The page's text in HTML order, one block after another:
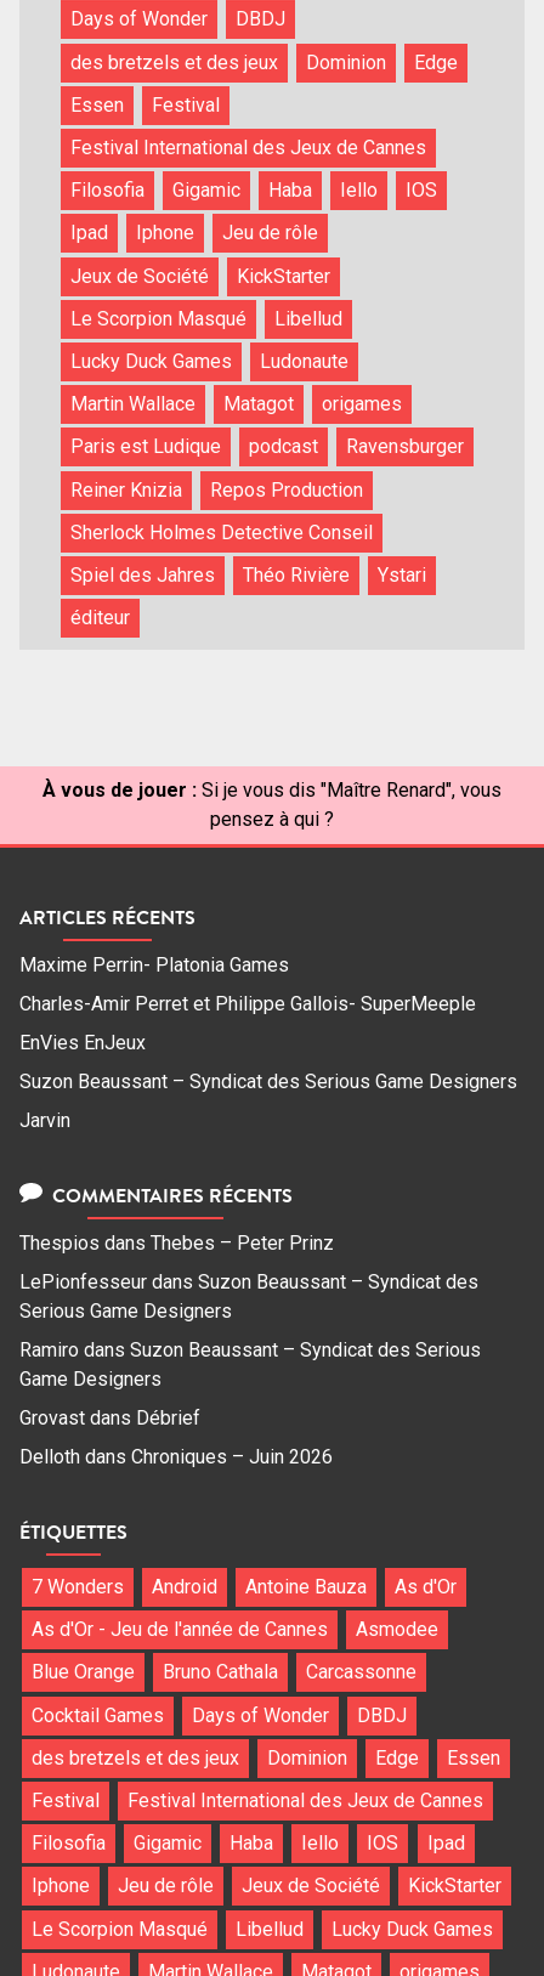
Days of Wonder
DBDJ
des bretzels et des jeux
Dominion
Edge
Essen
Festival
Festival International des Jeux de Cannes
Filosofia
Gigamic Haba Iello
IOS
Ipad
Iphone
Jeu de rôle
Jeux de Société
KickStarter
Le Scorpion Masqué
Libellud
Lucky Duck Games
Ludonaute
Martin Wallace
Matagot
origames
Paris est Ludique
podcast
Ravensburger
Reiner Knizia
Repos Production
Sherlock Holmes Detective Conseil
Spiel des Jahres
Théo Rivière
Ystari
éditeur
À vous de jouer : Si je vous dis "Maître Renard", vous
pensez à qui ?
ARTICLES RÉCENTS
Maxime Perrin- Platonia Games
Charles-Amir Perret et Philippe Gallois- SuperMeeple
EnVies EnJeux
Suzon Beaussant – Syndicat des Serious Game Designers
Jarvin
COMMENTAIRES RÉCENTS
Thespios dans Thebes – Peter Prinz
LePionfesseur dans Suzon Beaussant – Syndicat des
Serious Game Designers
Ramiro dans Suzon Beaussant – Syndicat des Serious
Game Designers
Grovast dans Débrief
Delloth dans Chroniques – Juin 2026
ÉTIQUETTES
7 Wonders Android Antoine Bauza
As d'Or
As d'Or - Jeu de l'année de Cannes
Asmodee
Blue Orange
Bruno Cathala
Carcassonne
Cocktail Games
Days of Wonder
DBDJ
des bretzels et des jeux
Dominion Edge
Essen
Festival
Festival International des Jeux de Cannes
Filosofia
Gigamic Haba Iello IOS
Ipad
Iphone
Jeu de rôle Jeux de Société
KickStarter
Le Scorpion Masqué
Libellud
Lucky Duck Games